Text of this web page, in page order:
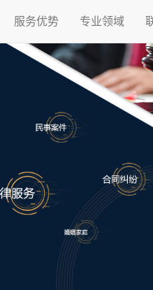
服务优势 专业领域